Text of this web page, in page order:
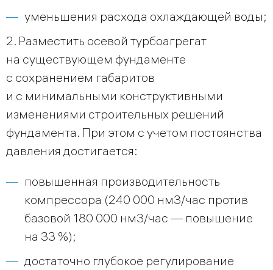
уменьшения расхода охлаждающей воды;
2. Разместить осевой турбоагрегат
на существующем фундаменте
с сохранением габаритов
и с минимальными конструктивными
изменениями строительных решений
фундамента. При этом с учетом постоянства
давления достигается:
повышенная производительность
компрессора (240 000 нм3/час против
базовой 180 000 нм3/час — повышение
на 33 %);
достаточно глубокое регулирование